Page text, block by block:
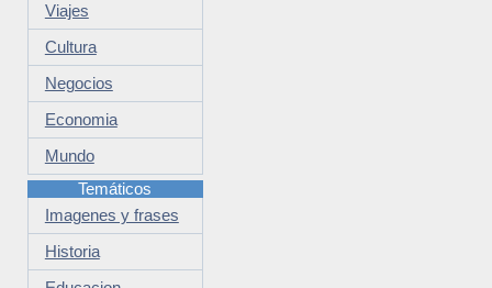
Viajes
Cultura
Negocios
Economia
Mundo
Temáticos
Imagenes y frases
Historia